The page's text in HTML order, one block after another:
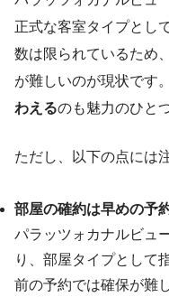
正式な客室タイプとし
数は限られているため
が難しいのが現状です
わえるのも魅力のひと
ただし、以下の点には
部屋の確約は早めの予
パラッツォカナルビュ
り、部屋タイプとして
前の予約では確保が難